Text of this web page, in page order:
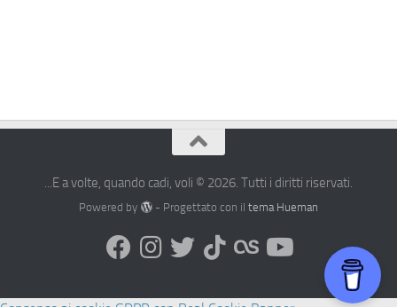
...E a volte, quando cadi, voli © 2026. Tutti i diritti riservati.
Powered by - Progettato con il tema Hueman